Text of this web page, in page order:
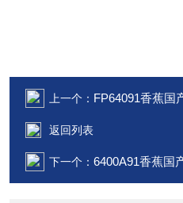
上一个： FP64091香蕉国
返回列表
下一个： 6400A91香蕉国